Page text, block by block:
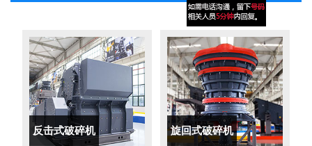
反击式破碎机 旋回式破碎机